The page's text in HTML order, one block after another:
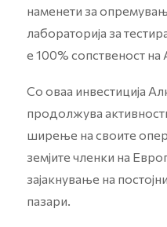
наменети за
лабораторија за
е 100% сопственост
Со оваа инвестиција
продолжува
ширење на своите
земјите членки на
зајакнување на
пазари.